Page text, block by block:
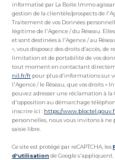
informatisé par La Boite Immo
gestion de la clientèle/prospects de
Traitement de vos Données
légitime de l'Agence / du Réseau.
et sont destinées à l'Agence / au
», vous disposez des droits d’accès,
limitation et de portabilité de vos
tout moment en contactant
nil.fr/fr pour plus d’informations sur
l'Agence / le Réseau, que vos droits «
pouvez adresser une réclamation à la
d'opposition au démarchage
inscrire ici : https://
personnelles, nous vous invitons à ne
saisie libre.
Ce site est protégé par reCAPTCHA, les
d'utilisationde Google s'appliquent.